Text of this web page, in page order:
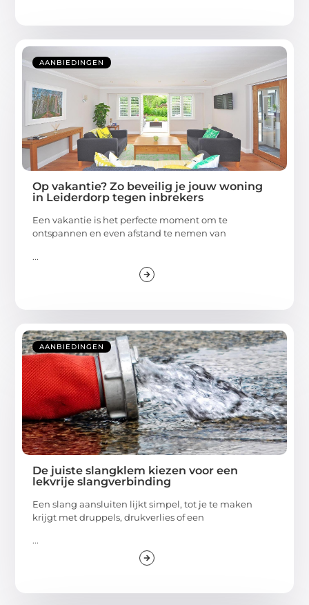
AANBIEDINGEN
Op vakantie? Zo beveilig je jouw woning
in Leiderdorp tegen inbrekers
Een vakantie is het perfecte moment om te
ontspannen en even afstand te nemen van
...
AANBIEDINGEN
De juiste slangklem kiezen voor een
lekvrije slangverbinding
Een slang aansluiten lijkt simpel, tot je te maken
krijgt met druppels, drukverlies of een
...